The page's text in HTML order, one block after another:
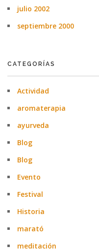
julio 2002
septiembre 2000
CATEGORÍAS
Actividad
aromaterapia
ayurveda
Blog
Blog
Evento
Festival
Historia
marató
meditación